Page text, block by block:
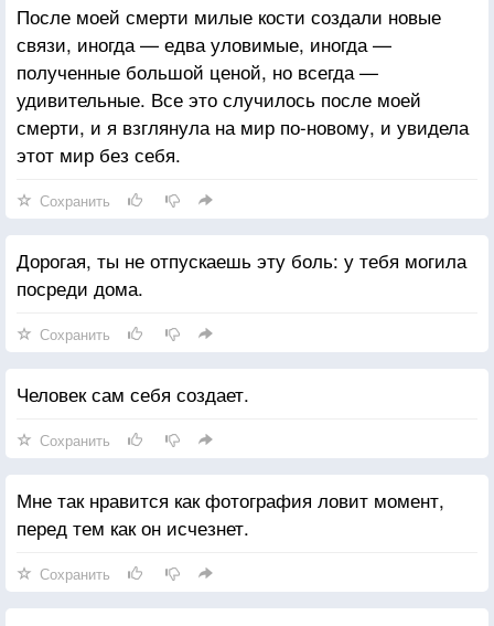
После моей смерти милые кости создали новые
связи, иногда — едва уловимые, иногда —
полученные большой ценой, но всегда —
удивительные. Все это случилось после моей
смерти, и я взглянула на мир по-новому, и увидела
этот мир без себя.
Сохранить
Дорогая, ты не отпускаешь эту боль: у тебя могила
посреди дома.
Сохранить
Человек сам себя создает.
Сохранить
Мне так нравится как фотография ловит момент,
перед тем как он исчезнет.
Сохранить